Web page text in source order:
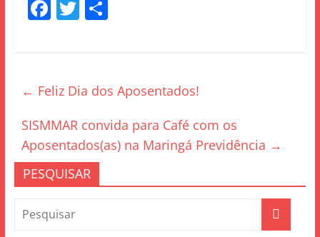
F
b
o
o
k
T S
← Feliz Dia dos Aposentados!
SISMMAR convida para Café com os
Aposentados(as) na Maringá Previdência →
PESQUISAR